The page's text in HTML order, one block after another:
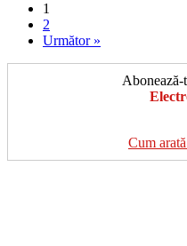
1
2
Următor »
Abonează-
Cum